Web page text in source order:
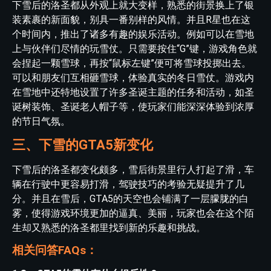
下雪后的洛圣都从外观上就大变样，熟悉的街景换上了银
装素裹的新面貌，别具一番别样的风情。并且R星也在这
个时间内，推出了诸多有趣的娱乐活动。例如可以在雪地
上与伙伴们尽情的玩雪仗。只需要按住“G”键，游戏角色就
会捏起一颗雪球，再按“鼠标左键”便可将雪球投掷出去。
可以和朋友们互相砸雪球，体验真实的冬日雪仗。游戏内
在雪地中还特地设置了许多圣诞主题的任务和活动，如圣
诞树装饰、圣诞老人帽子等，使玩家们能深深体验到浓厚
的节日气氛。
三、下雪的GTA5新变化
下雪后的洛圣都变化颇多，雪后街景里行人打起了滑，车
辆在行驶中更容易打滑，驾驶技巧的考验无疑提升了几
分。并且在雪后，GTA5的天空也会铺满了一层朦胧的白
雾，使得游戏环境更加的逼真、美丽，玩家也会在这个陌
生却又熟悉的洛圣都里找到新的乐趣和挑战。
相关问答FAQs：